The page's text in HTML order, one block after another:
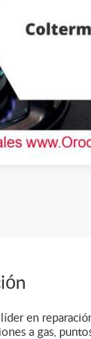
en
a gas,